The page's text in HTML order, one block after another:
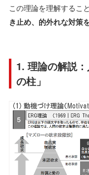
この理論を理解するこ
き止め、的外れな対策
1. 理論の解説
の柱」